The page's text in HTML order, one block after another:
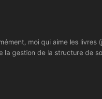
moi qui aime les livres
la gestion de la structure de